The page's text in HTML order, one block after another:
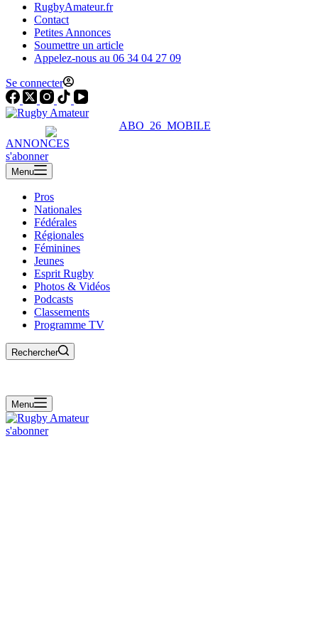
RugbyAmateur.fr
Contact
Petites Annonces
Soumettre un article
Appelez-nous au 06 34 04 27 09
Se connecter
ANNONCES
s'abonner
Menu
Pros
Nationales
Fédérales
Régionales
Féminines
Jeunes
Esprit Rugby
Photos & Vidéos
Podcasts
Classements
Programme TV
Rechercher
Menu
s'abonner